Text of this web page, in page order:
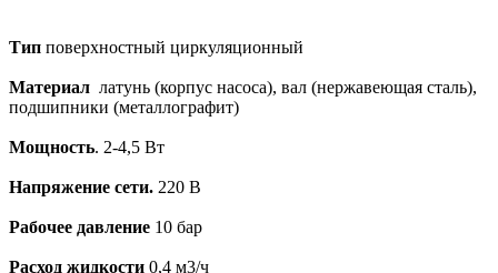
Тип поверхностный циркуляционный
Материал латунь (корпус насоса), вал (нержавеющая сталь),
подшипники (металлографит)
Мощность. 2-4,5 Вт
Напряжение сети. 220 В
Рабочее давление 10 бар
Расход жидкости 0,4 м3/ч